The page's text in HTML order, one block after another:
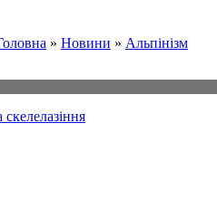
» Новини » Альпінізм
скелелазіння